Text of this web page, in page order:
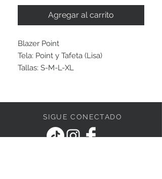
Agregar al carrito
Blazer Point
Tela: Point y Tafeta (Lisa)
Tallas: S-M-L-XL
SIGUE CONECTADO